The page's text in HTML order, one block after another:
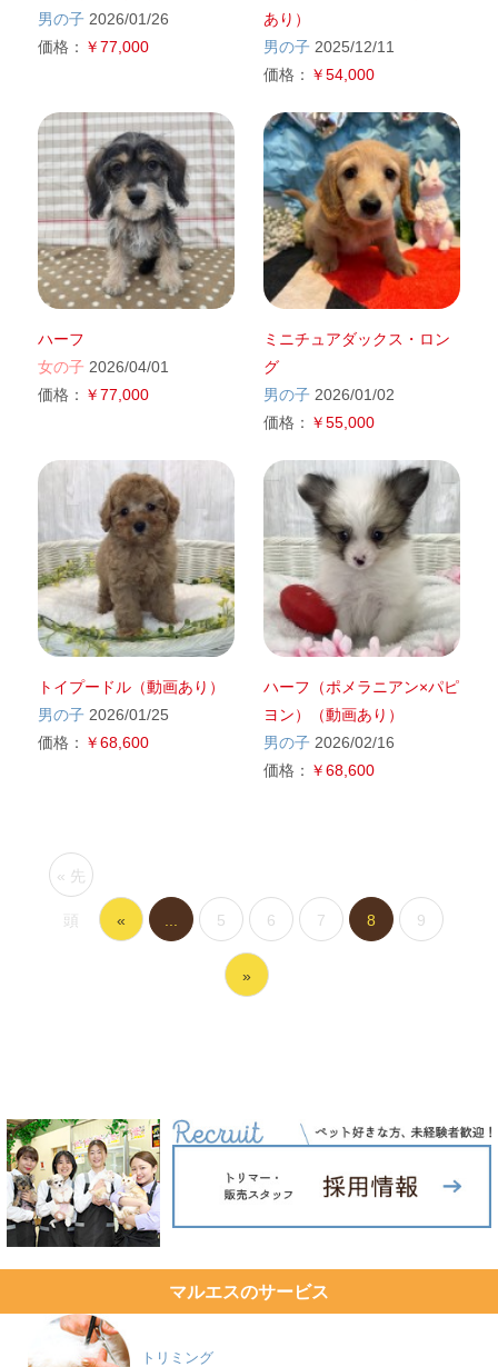
男の子2026/01/26
価格： ￥77,000
あり）
男の子2025/12/11
価格： ￥54,000
ハーフ
女の子 2026/04/01
価格： ￥77,000
ミニチュアダックス・ロン
グ
男の子2026/01/02
価格： ￥55,000
トイプードル（動画あり）
男の子2026/01/25
価格： ￥68,600
ハーフ（ポメラニアン×パピ
ヨン）（動画あり）
男の子2026/02/16
価格： ￥68,600
« 先
頭 « 5 6 7 8 9
»
マルエスのサービス
トリミング